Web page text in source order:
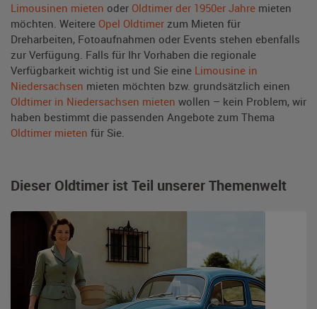
Limousinen mieten oder Oldtimer der 1950er Jahre mieten
möchten. Weitere Opel Oldtimer zum Mieten für
Dreharbeiten, Fotoaufnahmen oder Events stehen ebenfalls
zur Verfügung. Falls für Ihr Vorhaben die regionale
Verfügbarkeit wichtig ist und Sie eine Limousine in
Niedersachsen mieten möchten bzw. grundsätzlich einen
Oldtimer in Niedersachsen mieten wollen – kein Problem, wir
haben bestimmt die passenden Angebote zum Thema
Oldtimer mieten für Sie.
Dieser Oldtimer ist Teil unserer Themenwelt